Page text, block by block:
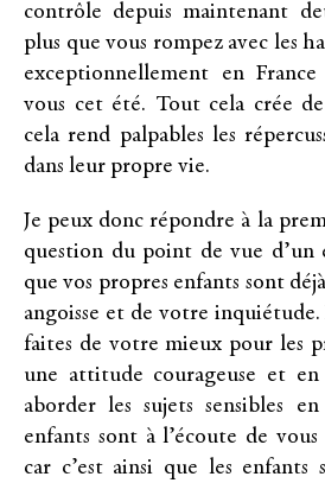
contrôle depuis maintenant
plus que vous rompez avec les
exceptionnellement en
vous cet été. Tout cela crée
cela rend palpables les
dans leur propre vie.
Je peux donc répondre à la
question du point de vue d’un
que vos propres enfants sont
angoisse et de votre inquiétude.
faites de votre mieux pour les
une attitude courageuse et en
aborder les sujets sensibles
enfants sont à l’écoute de
car c’est ainsi que les enfants